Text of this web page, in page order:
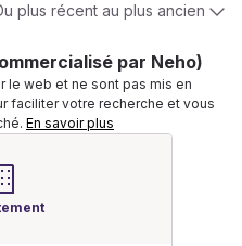
plus récent au plus ancien
par Neho)
le web et ne sont pas mis en
faciliter votre recherche et vous
En savoir plus